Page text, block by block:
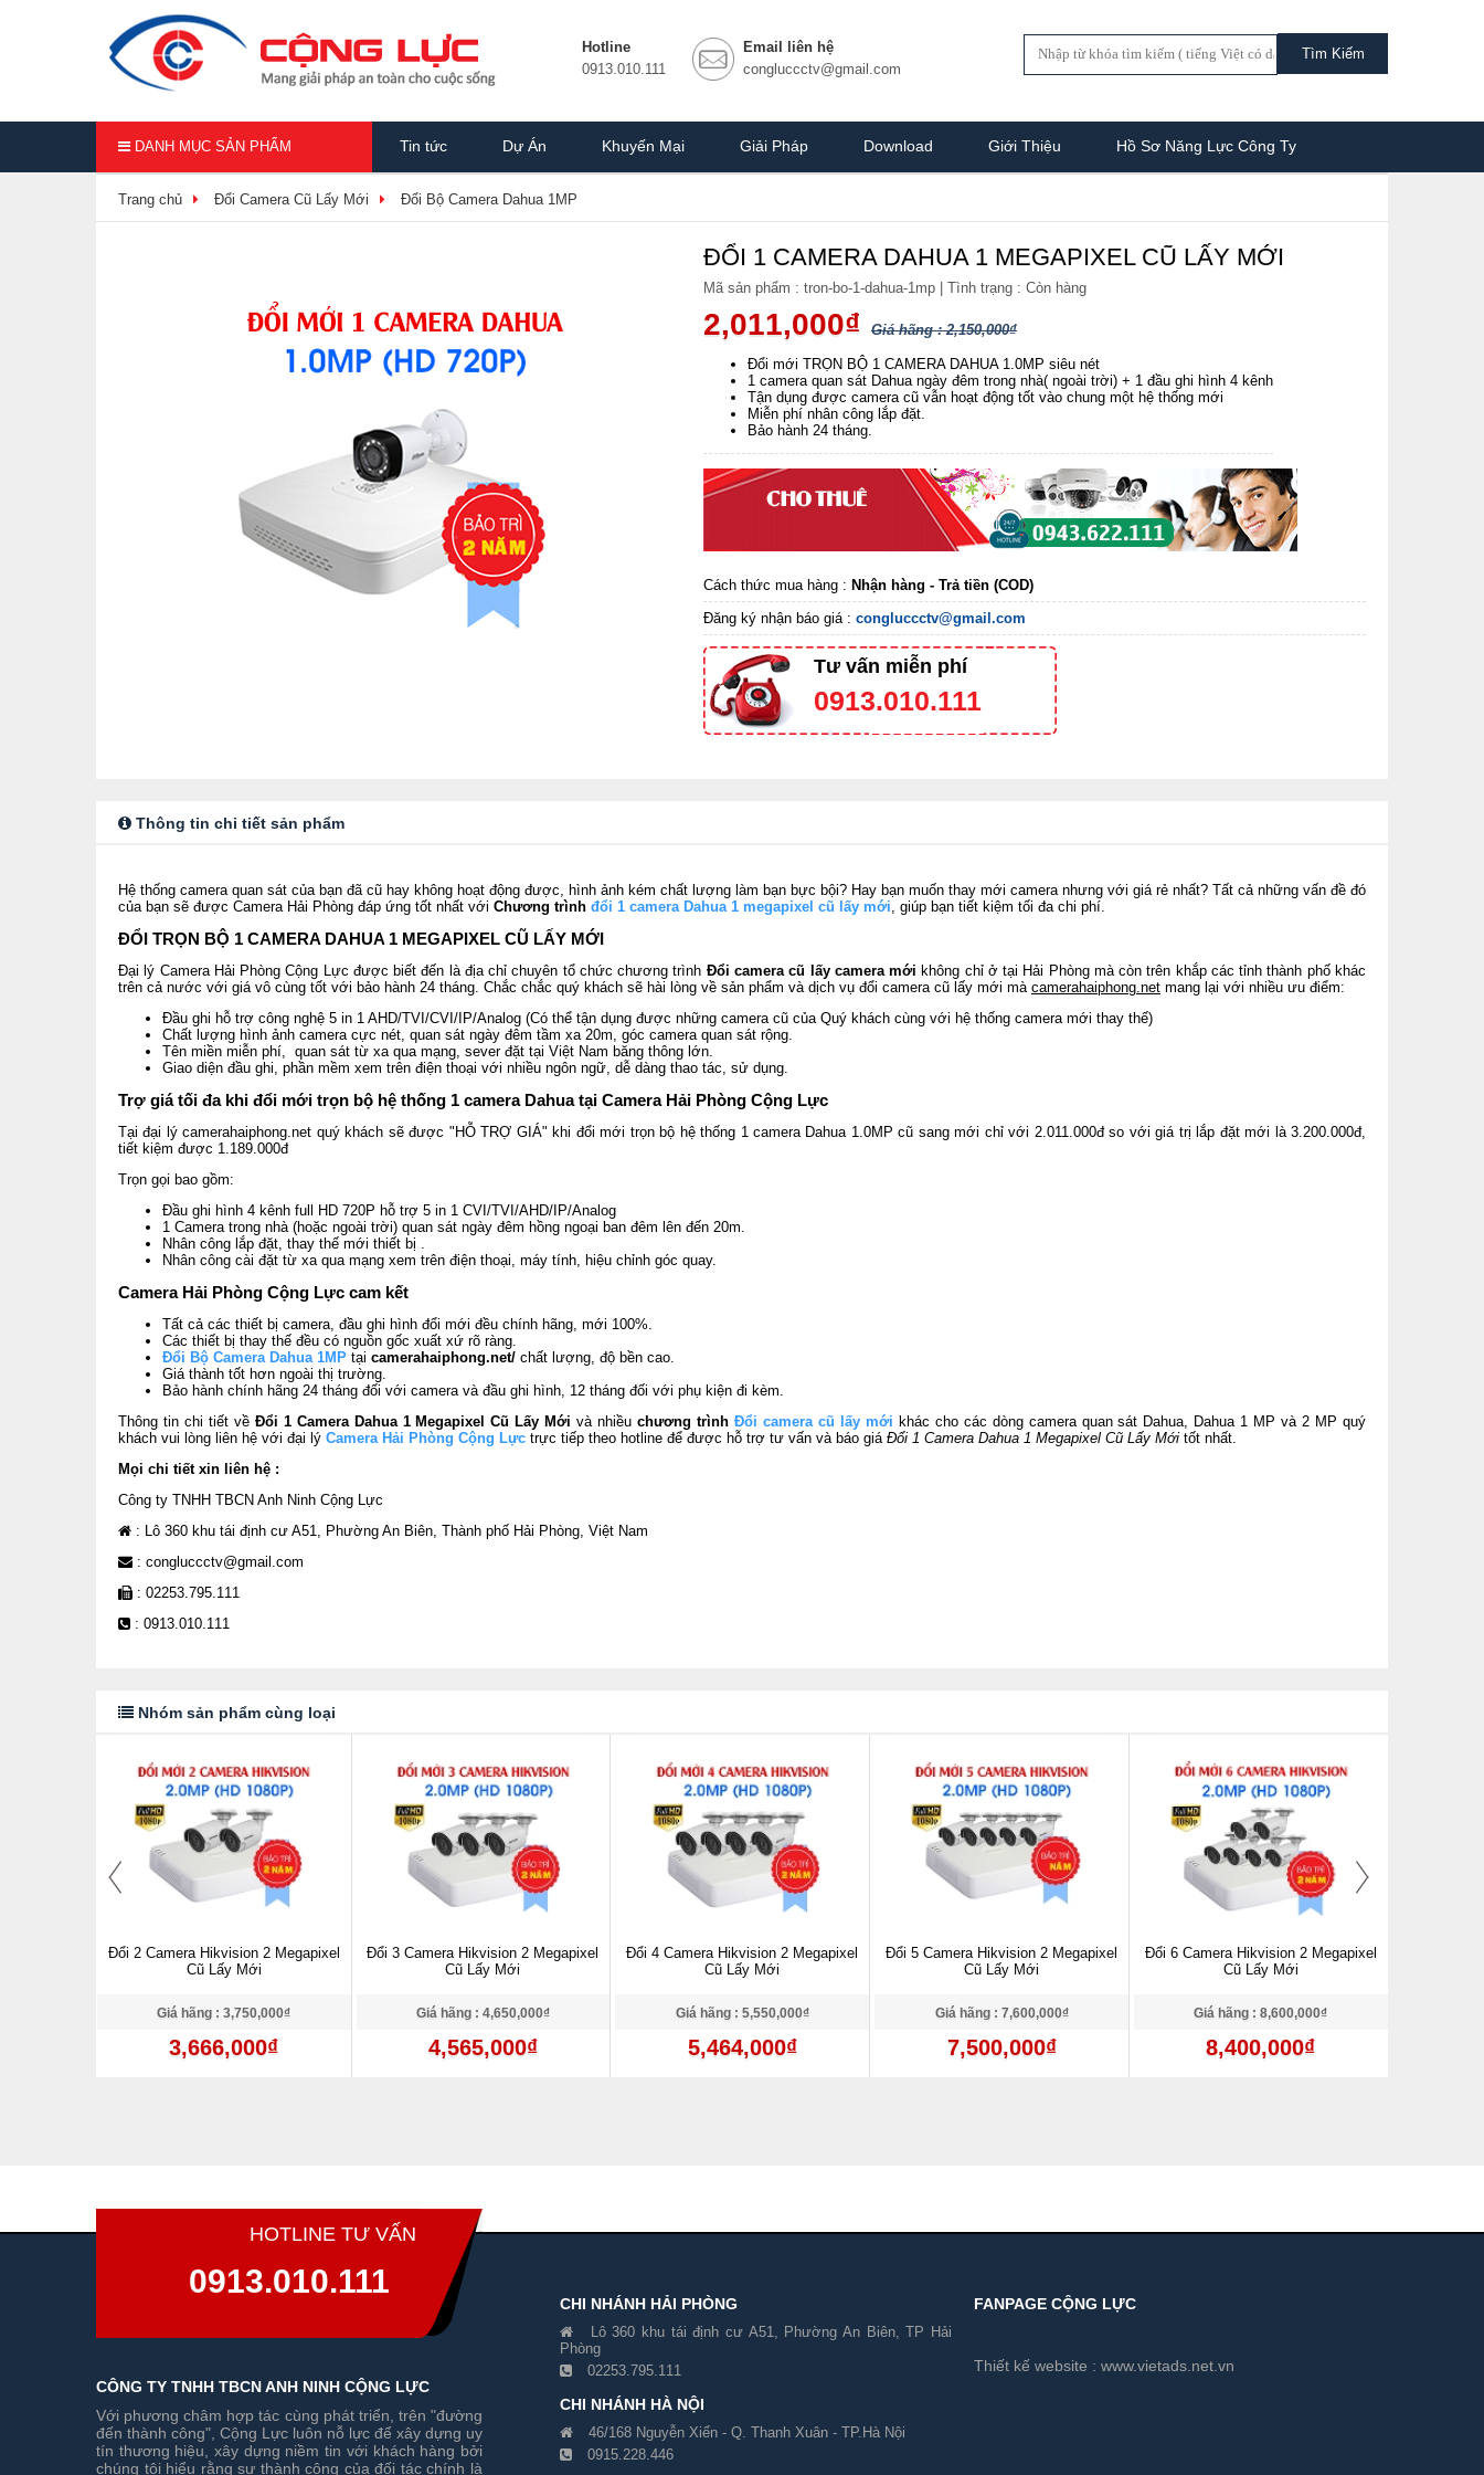
Hotline
0913.010.111
Email liên hệ
congluccctv@gmail.com
DANH MỤC SẢN PHẨM Tin tức Dự Án Khuyến Mại Giải Pháp Download Giới Thiệu Hồ Sơ Năng Lực Công Ty
Trang chủ Đổi Camera Cũ Lấy Mới Đổi Bộ Camera Dahua 1MP
ĐỔI 1 CAMERA DAHUA 1 MEGAPIXEL CŨ LẤY MỚI
Mã sản phẩm : tron-bo-1-dahua-1mp | Tình trạng : Còn hàng
2,011,000₫ Giá hãng : 2,150,000₫
Đổi mới TRỌN BỘ 1 CAMERA DAHUA 1.0MP siêu nét
1 camera quan sát Dahua ngày đêm trong nhà( ngoài trời) + 1 đầu ghi hình 4 kênh
Tận dụng được camera cũ vẫn hoạt động tốt vào chung một hệ thống mới
Miễn phí nhân công lắp đặt.
Bảo hành 24 tháng.
Cách thức mua hàng : Nhận hàng - Trả tiền (COD)
Đăng ký nhận báo giá : congluccctv@gmail.com
Tư vấn miễn phí
0913.010.111
Thông tin chi tiết sản phẩm
Hệ thống camera quan sát của bạn đã cũ hay không hoạt động được, hình ảnh kém chất lượng làm bạn bực bội? Hay bạn muốn thay mới camera nhưng với giá rẻ nhất? Tất cả những vấn đề đó
của bạn sẽ được Camera Hải Phòng đáp ứng tốt nhất với Chương trình đổi 1 camera Dahua 1 megapixel cũ lấy mới, giúp bạn tiết kiệm tối đa chi phí.
ĐỔI TRỌN BỘ 1 CAMERA DAHUA 1 MEGAPIXEL CŨ LẤY MỚI
Đại lý Camera Hải Phòng Cộng Lực được biết đến là địa chỉ chuyên tổ chức chương trình Đổi camera cũ lấy camera mới không chỉ ở tại Hải Phòng mà còn trên khắp các tỉnh thành phố khác
trên cả nước với giá vô cùng tốt với bảo hành 24 tháng. Chắc chắc quý khách sẽ hài lòng về sản phẩm và dịch vụ đổi camera cũ lấy mới mà camerahaiphong.net mang lại với nhiều ưu điểm:
Đầu ghi hỗ trợ công nghệ 5 in 1 AHD/TVI/CVI/IP/Analog (Có thể tận dụng được những camera cũ của Quý khách cùng với hệ thống camera mới thay thế)
Chất lượng hình ảnh camera cực nét, quan sát ngày đêm tầm xa 20m, góc camera quan sát rộng.
Tên miền miễn phí, quan sát từ xa qua mạng, sever đặt tại Việt Nam băng thông lớn.
Giao diện đầu ghi, phần mềm xem trên điện thoại với nhiều ngôn ngữ, dễ dàng thao tác, sử dụng.
Trợ giá tối đa khi đổi mới trọn bộ hệ thống 1 camera Dahua tại Camera Hải Phòng Cộng Lực
Tại đại lý camerahaiphong.net quý khách sẽ được "HỖ TRỢ GIÁ" khi đổi mới trọn bộ hệ thống 1 camera Dahua 1.0MP cũ sang mới chỉ với 2.011.000đ so với giá trị lắp đặt mới là 3.200.000đ,
tiết kiệm được 1.189.000đ
Trọn gọi bao gồm:
Đầu ghi hình 4 kênh full HD 720P hỗ trợ 5 in 1 CVI/TVI/AHD/IP/Analog
1 Camera trong nhà (hoặc ngoài trời) quan sát ngày đêm hồng ngoại ban đêm lên đến 20m.
Nhân công lắp đặt, thay thế mới thiết bị .
Nhân công cài đặt từ xa qua mạng xem trên điện thoại, máy tính, hiệu chỉnh góc quay.
Camera Hải Phòng Cộng Lực cam kết
Tất cả các thiết bị camera, đầu ghi hình đổi mới đều chính hãng, mới 100%.
Các thiết bị thay thế đều có nguồn gốc xuất xứ rõ ràng.
Đổi Bộ Camera Dahua 1MP tại camerahaiphong.net/ chất lượng, độ bền cao.
Giá thành tốt hơn ngoài thị trường.
Bảo hành chính hãng 24 tháng đối với camera và đầu ghi hình, 12 tháng đối với phụ kiện đi kèm.
Thông tin chi tiết về Đổi 1 Camera Dahua 1 Megapixel Cũ Lấy Mới và nhiềuchương trìnhĐổi camera cũ lấy mới khác cho các dòng camera quan sát Dahua, Dahua 1 MP và 2 MP quý
khách vui lòng liên hệ với đại lý Camera Hải Phòng Cộng Lực trực tiếp theo hotline để được hỗ trợ tư vấn và báo giáĐổi 1 Camera Dahua 1 Megapixel Cũ Lấy Mới tốt nhất.
Mọi chi tiết xin liên hệ :
Công ty TNHH TBCN Anh Ninh Cộng Lực
: Lô 360 khu tái định cư A51, Phường An Biên, Thành phố Hải Phòng, Việt Nam
: congluccctv@gmail.com
: 02253.795.111
: 0913.010.111
Nhóm sản phẩm cùng loại
Đổi 2 Camera Hikvision 2 Megapixel
Cũ Lấy Mới
Giá hãng : 3,750,000₫
3,666,000₫
Đổi 3 Camera Hikvision 2 Megapixel
Cũ Lấy Mới
Giá hãng : 4,650,000₫
4,565,000₫
Đổi 4 Camera Hikvision 2 Megapixel
Cũ Lấy Mới
Giá hãng : 5,550,000₫
5,464,000₫
Đổi 5 Camera Hikvision 2 Megapixel
Cũ Lấy Mới
Giá hãng : 7,600,000₫
7,500,000₫
Đổi 6 Camera Hikvision 2 Megapixel
Cũ Lấy Mới
Giá hãng : 8,600,000₫
8,400,000₫
HOTLINE TƯ VẤN
0913.010.111
CÔNG TY TNHH TBCN ANH NINH CỘNG LỰC
Với phương châm hợp tác cùng phát triển, trên "đường
đến thành công", Cộng Lực luôn nỗ lực để xây dựng uy
tín thương hiệu, xây dựng niềm tin với khách hàng bởi
chúng tôi hiểu rằng sự thành công của đối tác chính là
CHI NHÁNH HẢI PHÒNG
Lô 360 khu tái định cư A51, Phường An Biên, TP Hải
Phòng
02253.795.111
CHI NHÁNH HÀ NỘI
46/168 Nguyễn Xiển - Q. Thanh Xuân - TP.Hà Nội
0915.228.446
FANPAGE CỘNG LỰC
Thiết kế website : www.vietads.net.vn